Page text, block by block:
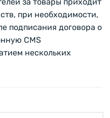
за товары приходит
при необходимости,
подписания договора о
CMS
нескольких